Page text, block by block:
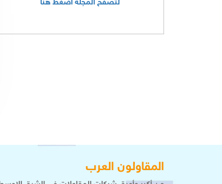
لتصفح المجلة اضغط هنا
المقاولون العرب